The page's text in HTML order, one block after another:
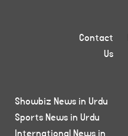
Contact
Us
Showbiz News in Urdu
Sports News in Urdu